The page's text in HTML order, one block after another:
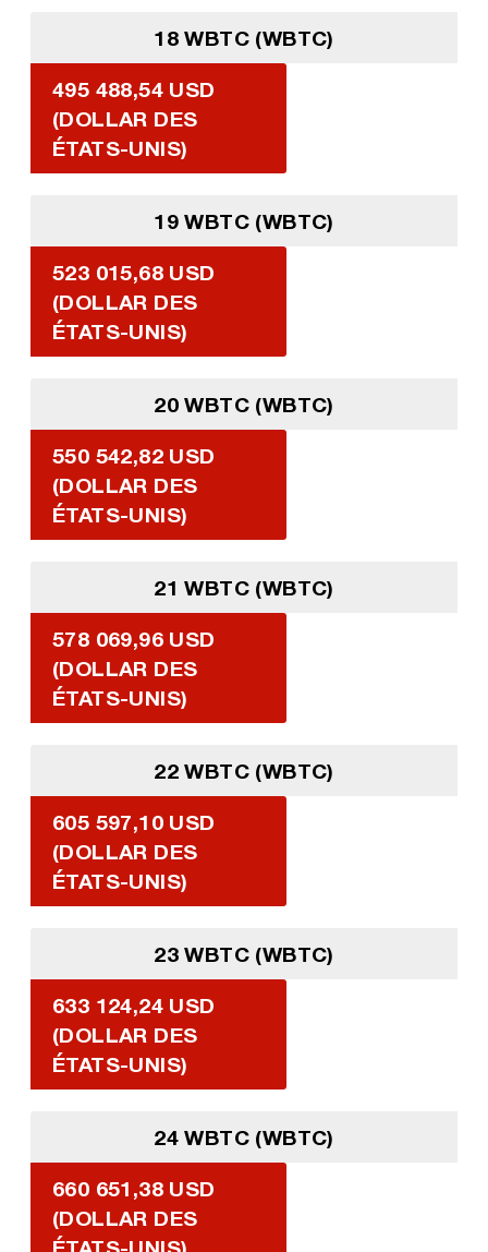
18 WBTC (WBTC)
495 488,54 USD
(DOLLAR DES
ÉTATS-UNIS)
19 WBTC (WBTC)
523 015,68 USD
(DOLLAR DES
ÉTATS-UNIS)
20 WBTC (WBTC)
550 542,82 USD
(DOLLAR DES
ÉTATS-UNIS)
21 WBTC (WBTC)
578 069,96 USD
(DOLLAR DES
ÉTATS-UNIS)
22 WBTC (WBTC)
605 597,10 USD
(DOLLAR DES
ÉTATS-UNIS)
23 WBTC (WBTC)
633 124,24 USD
(DOLLAR DES
ÉTATS-UNIS)
24 WBTC (WBTC)
660 651,38 USD
(DOLLAR DES